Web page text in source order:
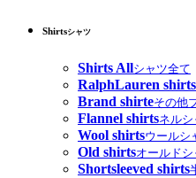
Shirtsシャツ
Shirts Allシャツ全て
RalphLauren shirts
Brand shirteその他
Flannel shirtsネルシ
Wool shirtsウールシ
Old shirtsオールドシ
Shortsleeved shirts